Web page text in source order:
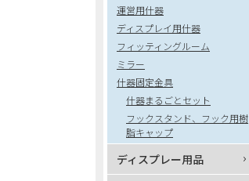
運営用什器
ディスプレイ用什器
フィッティングルーム
ミラー
什器固定金具
什器まるごとセット
フックスタンド、フック用樹
脂キャップ
ディスプレー用品